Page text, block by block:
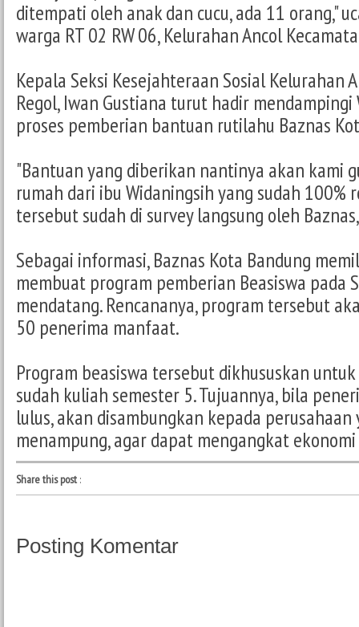
ditempati oleh anak dan cucu, ada 11 orang,"
warga RT 02 RW 06, Kelurahan Ancol
Kepala Seksi Kesejahteraan Sosial Kelurahan
Regol, Iwan Gustiana turut hadir
proses pemberian bantuan rutilahu Baznas
"Bantuan yang diberikan nantinya akan kami
rumah dari ibu Widaningsih yang sudah 100%
tersebut sudah di survey langsung oleh
Sebagai informasi, Baznas Kota Bandung
membuat program pemberian Beasiswa pada
mendatang. Rencananya, program tersebut
50 penerima manfaat.
Program beasiswa tersebut dikhususkan
sudah kuliah semester 5. Tujuannya, bila
lulus, akan disambungkan kepada perusahaan
menampung, agar dapat mengangkat
Share this post:
Posting Komentar